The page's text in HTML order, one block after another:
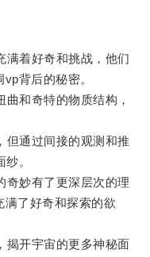
着好奇和挑战，他们
背后的秘密。
和奇特的物质结构，
通过间接的观测和推
。
妙有了更深层次的理
满了好奇和探索的欲
开宇宙的更多神秘面